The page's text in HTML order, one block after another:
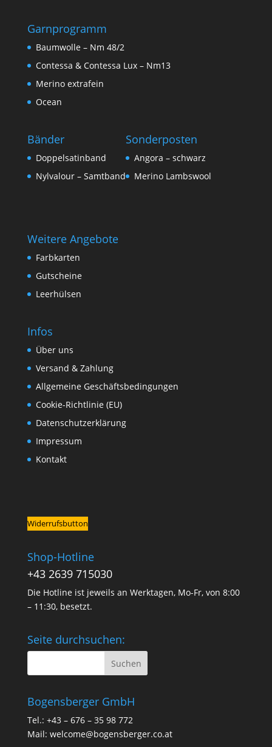
Garnprogramm
Baumwolle – Nm 48/2
Contessa & Contessa Lux – Nm13
Merino extrafein
Ocean
Bänder
Doppelsatinband
Nylvalour – Samtband
Sonderposten
Angora – schwarz
Merino Lambswool
Weitere Angebote
Farbkarten
Gutscheine
Leerhülsen
Infos
Über uns
Versand & Zahlung
Allgemeine Geschäftsbedingungen
Cookie-Richtlinie (EU)
Datenschutzerklärung
Impressum
Kontakt
Widerrufsbutton
Shop-Hotline
+43 2639 715030
Die Hotline ist jeweils an Werktagen, Mo-Fr, von 8:00
– 11:30, besetzt.
Seite durchsuchen:
Bogensberger GmbH
Tel.: +43 – 676 – 35 98 772
Mail: welcome@bogensberger.co.at